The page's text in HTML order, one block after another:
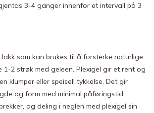
3-4 ganger innenfor et intervall på 3
lakk som kan brukes til å forsterke naturlige
1-2 strøk med geleen. Plexigel gir et rent og
klumper eller speisell tykkelse. Det gir
og form med minimal påføringstid.
og deling i neglen med plexigel sin